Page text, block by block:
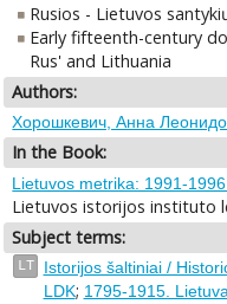
Rusios - Lietuvos
Early fifteenth-century
Rus' and Lithuania
Authors:
Хорошкевич, Анна
In the Book:
Lietuvos metrika: 1991-
Lietuvos istorijos instituto
Subject terms:
LT Istorijos šaltiniai /
LDK; 1795-1915.